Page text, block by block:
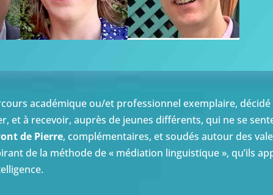
académique ou/et professionnel exemplaire,
et à recevoir, auprès de jeunes différents, qui ne se
de Pierre, complémentaires, et soudés autour des
de la méthode de « médiation linguistique », qu’ils